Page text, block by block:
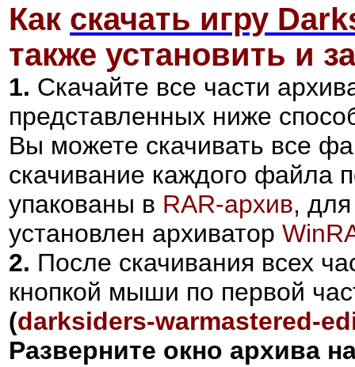
Как скачать игру
также установить и
1. Скачайте все части
представленных ниже
Вы можете скачивать все
скачивание каждого файла
упакованы в RAR-архив,
установлен архиватор
2. После скачивания всех
кнопкой мыши по первой
(darksiders-warmastered-
Разверните окно архива